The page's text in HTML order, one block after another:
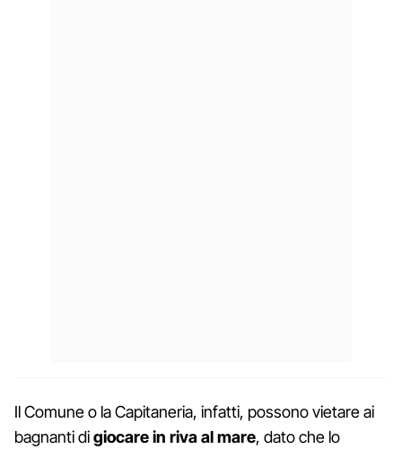
Il Comune o la Capitaneria, infatti, possono vietare ai
bagnanti digiocare in riva al mare, dato che lo